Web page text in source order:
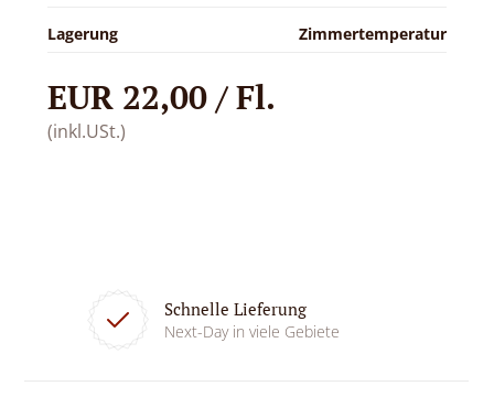
Lagerung Zimmertemperatur
EUR 22,00 / Fl.
(inkl.USt.)
Schnelle Lieferung
Next-Day in viele Gebiete